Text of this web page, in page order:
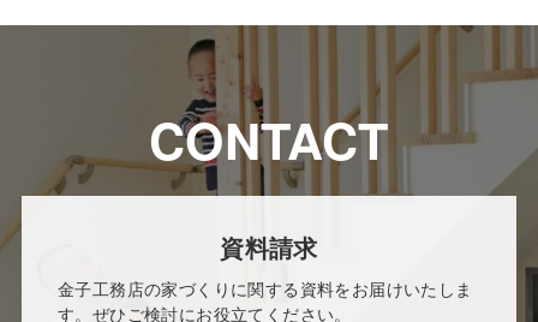
CONTACT
資料請求
金子工務店の家づくりに関する資料をお届けいたしま
す。ぜひご検討にお役立てください。